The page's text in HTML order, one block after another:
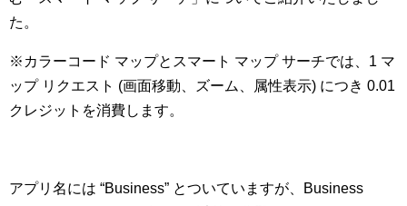
た。
※カラーコード マップとスマート マップ サーチでは、1 マ
ップ リクエスト (画面移動、ズーム、属性表示) につき 0.01
クレジットを消費します。
アプリ名には “Business” とついていますが、Business